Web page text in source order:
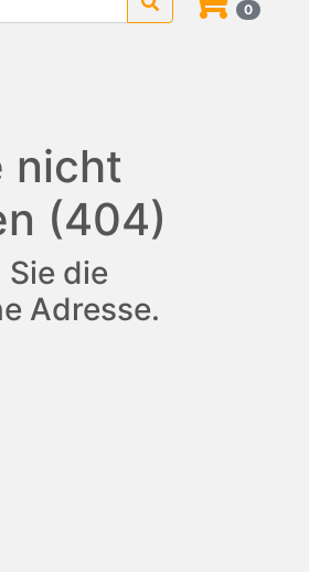
0
nicht
(404)
die
Adresse.